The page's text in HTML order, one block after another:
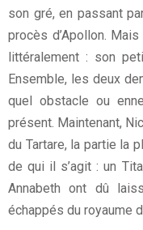
son gré, en passant
procès d’Apollon.
littéralement : son
Ensemble, les deux
quel obstacle ou
présent. Maintenant,
du Tartare, la partie la
de qui il s’agit : un
Annabeth ont dû
échappés du royaume